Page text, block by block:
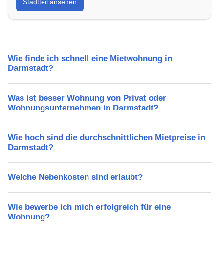
Lebensqualität, Verkehrsanbindung, Schulen,
Freizeitmöglichkeiten und Mietpreise.
Stadtteil ansehen
Wie finde ich schnell eine Mietwohnung in
Darmstadt?
Was ist besser Wohnung von Privat oder
Wohnungsunternehmen in Darmstadt?
Wie hoch sind die durchschnittlichen Mietpreise in
Darmstadt?
Welche Nebenkosten sind erlaubt?
Wie bewerbe ich mich erfolgreich für eine
Wohnung?